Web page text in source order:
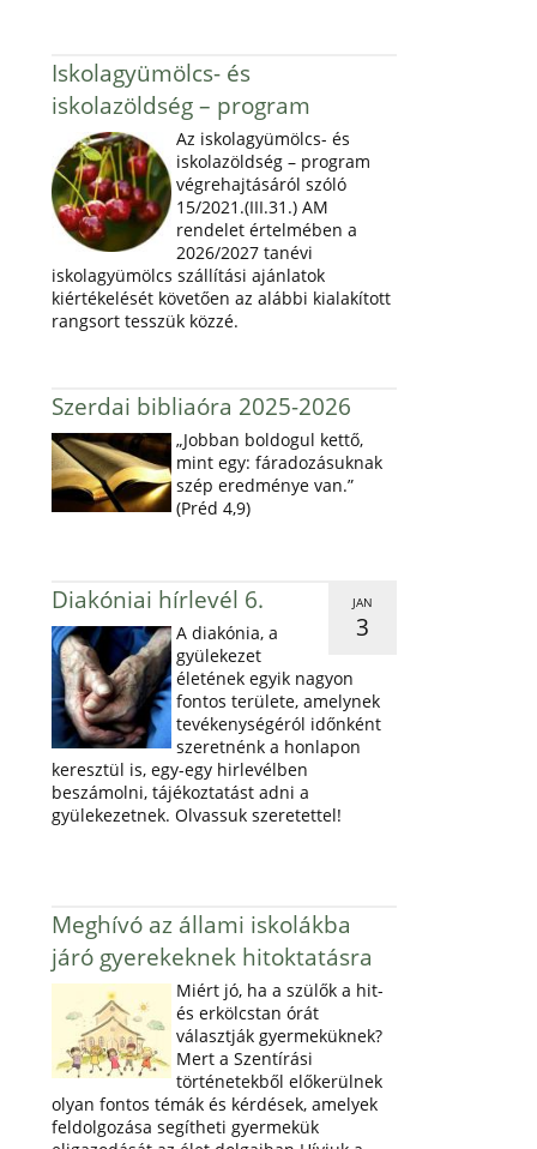
Iskolagyümölcs- és
iskolazöldség – program
Az iskolagyümölcs- és
iskolazöldség – program
végrehajtásáról szóló
15/2021.(III.31.) AM
rendelet értelmében a
2026/2027 tanévi
iskolagyümölcs szállítási ajánlatok
kiértékelését követően az alábbi kialakított
rangsort tesszük közzé.
Szerdai bibliaóra 2025-2026
„Jobban boldogul kettő,
mint egy: fáradozásuknak
szép eredménye van.”
(Préd 4,9)
JAN
3
Diakóniai hírlevél 6.
A diakónia, a
gyülekezet
életének egyik nagyon
fontos területe, amelynek
tevékenységéról időnként
szeretnénk a honlapon
keresztül is, egy-egy hirlevélben
beszámolni, tájékoztatást adni a
gyülekezetnek. Olvassuk szeretettel!
Meghívó az állami iskolákba
járó gyerekeknek hitoktatásra
Miért jó, ha a szülők a hit-
és erkölcstan órát
választják gyermeküknek?
Mert a Szentírási
történetekből előkerülnek
olyan fontos témák és kérdések, amelyek
feldolgozása segítheti gyermekük